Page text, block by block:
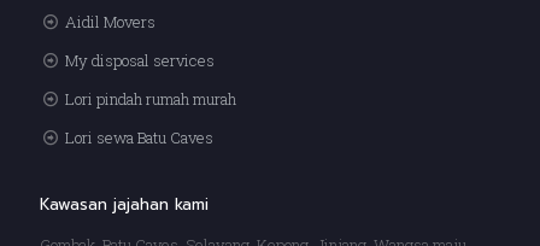
Aidil Movers
My disposal services
Lori pindah rumah murah
Lori sewa Batu Caves
Kawasan jajahan kami